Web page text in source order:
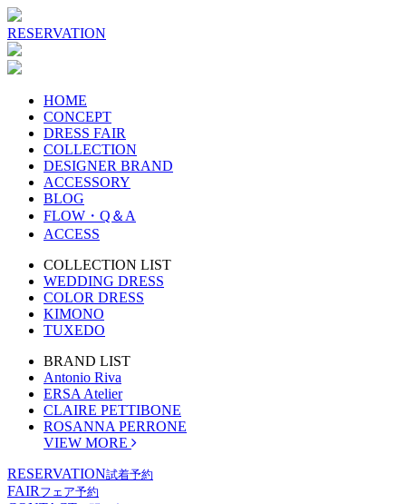
RESERVATION
HOME
CONCEPT
DRESS FAIR
COLLECTION
DESIGNER BRAND
ACCESSORY
BLOG
FLOW・Q＆A
ACCESS
COLLECTION LIST
WEDDING DRESS
COLOR DRESS
KIMONO
TUXEDO
BRAND LIST
Antonio Riva
ERSA Atelier
CLAIRE PETTIBONE
ROSANNA PERRONE
VIEW MORE
RESERVATION試着予約
FAIR フェア予約